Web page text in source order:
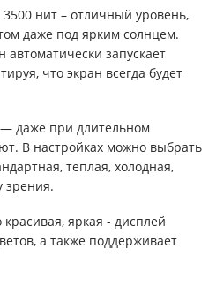
3500 нит – отличный уровень,
даже под ярким солнцем.
запускает
что экран всегда будет
— даже при длительном
В настройках можно выбрать
теплая, холодная,
зрения.
яркая - дисплей
а также поддерживает